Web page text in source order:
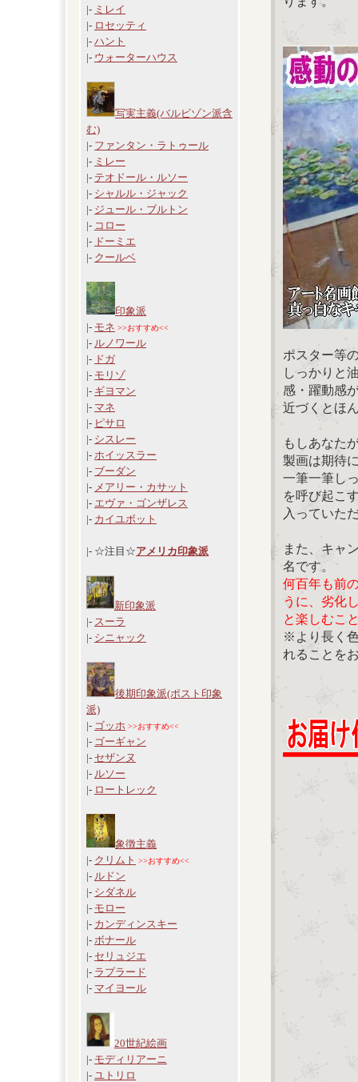
|- ミレイ
|- ロセッティ
|- ハント
|- ウォーターハウス
写実主義(バルビゾン派含
む)
|- ファンタン・ラトゥール
|- ミレー
|- テオドール・ルソー
|- シャルル・ジャック
|- ジュール・ブルトン
|- コロー
|- ドーミエ
|- クールベ
印象派
|- モネ >>おすすめ<<
|- ルノワール
|- ドガ
|- モリゾ
|- ギヨマン
|- マネ
|- ピサロ
|- シスレー
|- ホイッスラー
|- ブーダン
|- メアリー・カサット
|- エヴァ・ゴンザレス
|- カイユボット
|- ☆注目☆アメリカ印象派
新印象派
|- スーラ
|- シニャック
後期印象派(ポスト印象
派)
|- ゴッホ >>おすすめ<<
|- ゴーギャン
|- セザンヌ
|- ルソー
|- ロートレック
象徴主義
|- クリムト >>おすすめ<<
|- ルドン
|- シダネル
|- モロー
|- カンディンスキー
|- ボナール
|- セリュジエ
|- ラプラード
|- マイヨール
20世紀絵画
|- モディリアーニ
|- ユトリロ
ポスター等
しっかりと
感・躍動感
近づくとほ
もしあなた
製画は期待
一筆一筆し
を呼び起こ
入っていた
また、キャ
名です。
何百年も前
うに、劣化
と楽しむこ
※より長く
れることを